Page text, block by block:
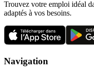
Trouvez votre emploi idéal
adaptés à vos besoins.
Navigation